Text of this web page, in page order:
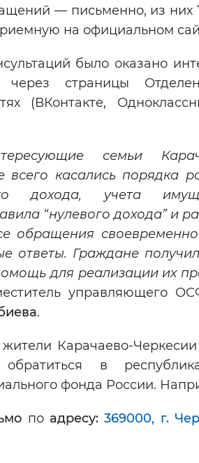
Звуковой ассистент
стандартные настройки
— письменно, из них
на официальном
было оказано
через страницы
(ВКонтакте,
семьи
всего касались порядка
дохода, учета
“нулевого дохода” и
обращения
ответы. Граждане
для реализации их
управляющего
.
Карачаево-Черкесии
в
фонда России.
по адресу:369000, г.